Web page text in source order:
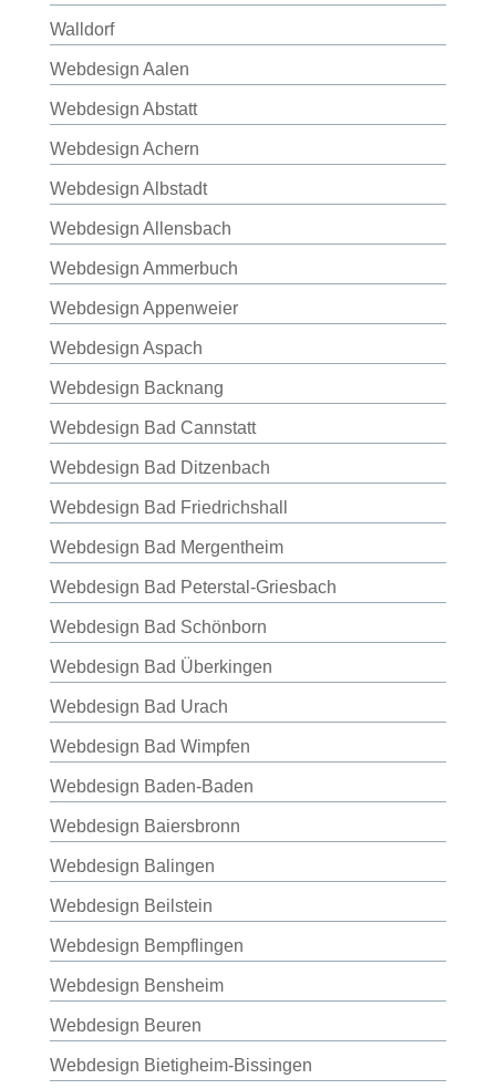
Walldorf
Webdesign Aalen
Webdesign Abstatt
Webdesign Achern
Webdesign Albstadt
Webdesign Allensbach
Webdesign Ammerbuch
Webdesign Appenweier
Webdesign Aspach
Webdesign Backnang
Webdesign Bad Cannstatt
Webdesign Bad Ditzenbach
Webdesign Bad Friedrichshall
Webdesign Bad Mergentheim
Webdesign Bad Peterstal-Griesbach
Webdesign Bad Schönborn
Webdesign Bad Überkingen
Webdesign Bad Urach
Webdesign Bad Wimpfen
Webdesign Baden-Baden
Webdesign Baiersbronn
Webdesign Balingen
Webdesign Beilstein
Webdesign Bempflingen
Webdesign Bensheim
Webdesign Beuren
Webdesign Bietigheim-Bissingen